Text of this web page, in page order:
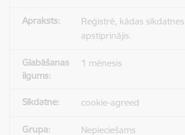
Reģistrē, kādas
apstiprinājis.
1 mēnesis
cookie-agreed
Nepieciešams